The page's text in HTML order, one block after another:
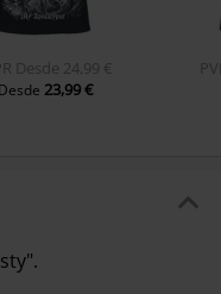
Desde 24,99 €
Desde 23,99 €